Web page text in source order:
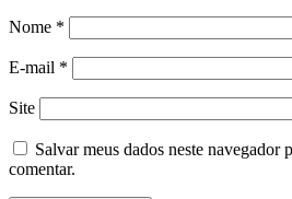
Nome *
E-mail *
Site
Salvar meus dados neste navegador
comentar.